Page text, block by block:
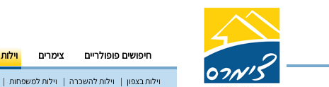
חיפושים פופולריים צימרים וילות
וילות בצפון וילות להשכרה וילות למשפחות